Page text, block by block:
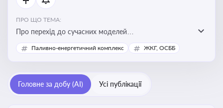
ПРО ЩО ТЕМА:
Про перехід до сучасних моделей
енергозабезпечення, де виробництво електроенергії
здійснюється ближче до споживача. Це важливо для
втрат при транспортуванні енергії та стимулювання
розвитку відновлюваних джерел
Паливно-енергетичний комплекс ЖКГ, ОСББ
Головне за добу (AI) Усі публікації